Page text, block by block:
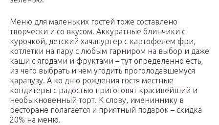
Меню для маленьких гостей тоже составлено
творчески и со вкусом. Аккуратные блинчики с
курочкой, детский хачапургер с картофелем фри,
котлетки на пару с любым гарниром на выбор и даже
каши с ягодами и фруктами – тут определенно есть,
из чего выбрать и чем угодить проголодавшемуся
карапузу. А ко дню рождения гостя местные
кондитеры с радостью приготовят красивейший и
необыкновенный торт. К слову, имениннику в
ресторане полагается и приятный подарок – скидка
20% на меню.